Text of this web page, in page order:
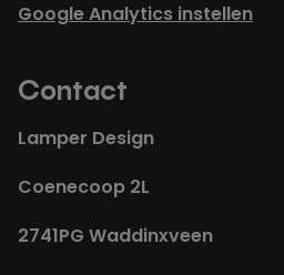
Google Analytics instellen
Contact
Lamper Design
Coenecoop 2L
2741PG Waddinxveen